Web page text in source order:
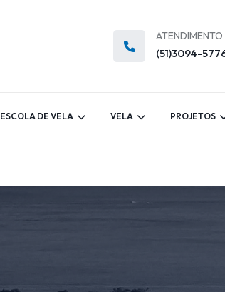
ATENDIMENTO
(51)3094-
ESCOLA DE VELA VELA PROJETOS